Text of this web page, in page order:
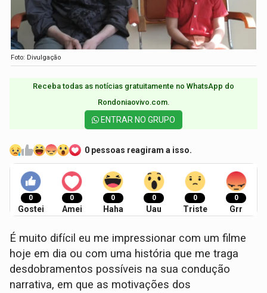
Foto: Divulgação
Receba todas as notícias gratuitamente no WhatsApp do
Rondoniaovivo.com.​
ENTRAR NO GRUPO
0 pessoas reagiram a isso.
0
Gostei
0
Amei
0
Haha
0
Uau
0
Triste
0
Grr
É muito difícil eu me impressionar com um filme
hoje em dia ou com uma história que me traga
desdobramentos possíveis na sua condução
narrativa, em que as motivações dos